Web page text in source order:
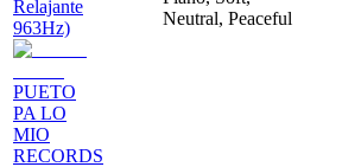
Relajante
963Hz)
PUETO
PA LO
MIO
RECORDS
Neutral, Peaceful